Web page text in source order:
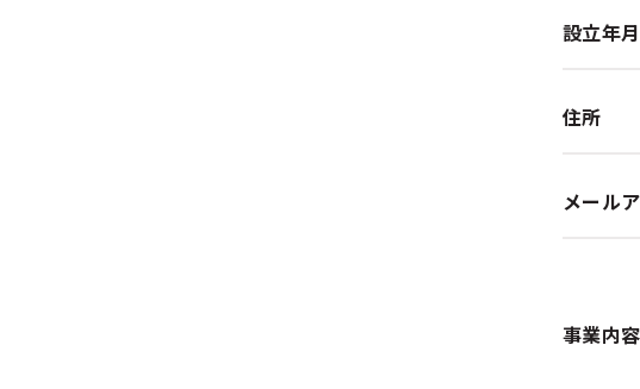
設立年
住所
メール
事業内容